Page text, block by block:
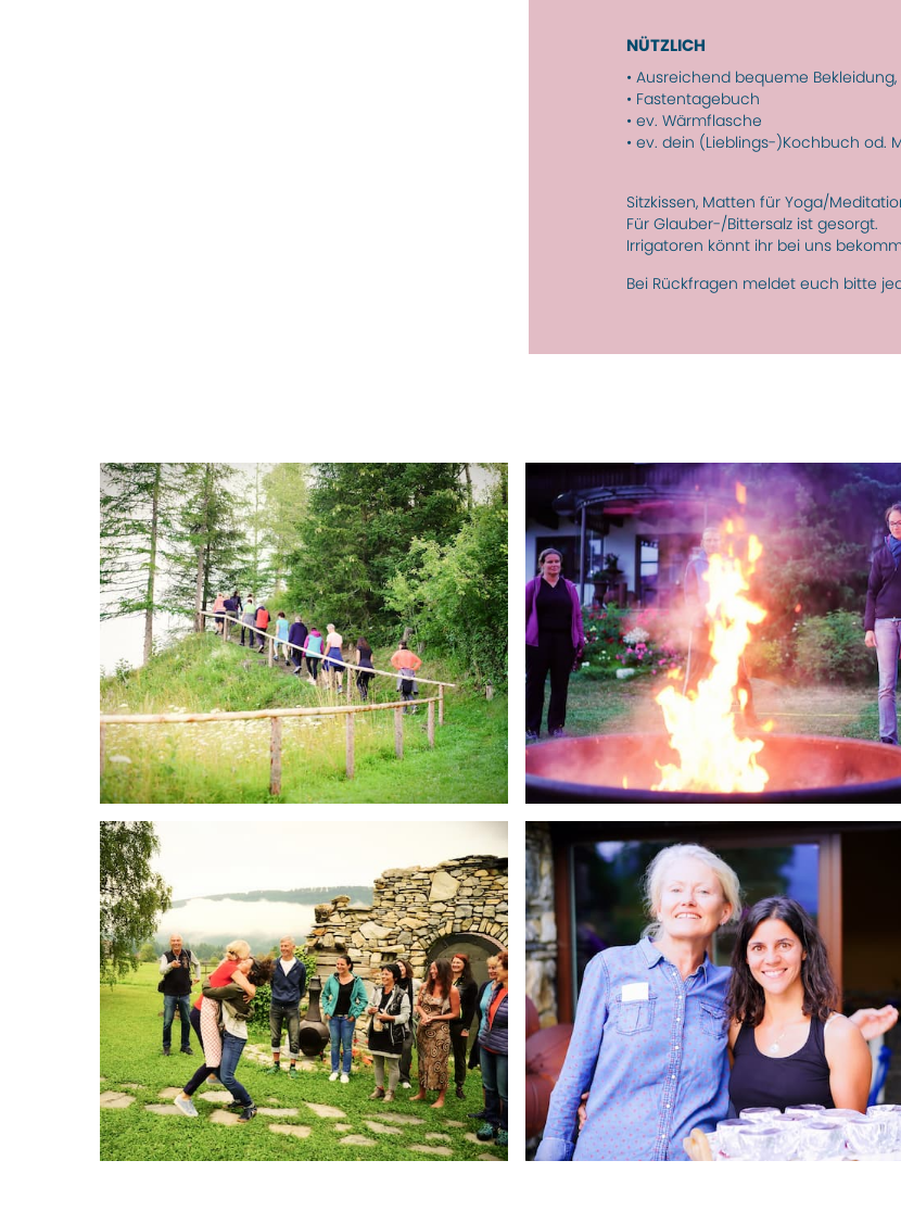
NÜTZLICH
• Ausreichend bequeme
• Fastentagebuch
• ev. Wärmflasche
• ev. dein (Lieblings-)Kochbuch od.
Sitzkissen, Matten für Yoga/
Für Glauber-/Bittersalz ist gesorgt.
Irrigatoren könnt ihr bei uns
Bei Rückfragen meldet euch bitte